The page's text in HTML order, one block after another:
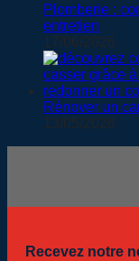
Plomberie :
entretien
17/06/2026
Rénover un
13/05/2026
Recevez notre